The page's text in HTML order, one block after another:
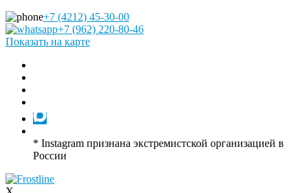
+7 (4212) 45-30-00
+7 (962) 220-80-46
Показать на карте
* Instagram признана экстремистской организацией в
России